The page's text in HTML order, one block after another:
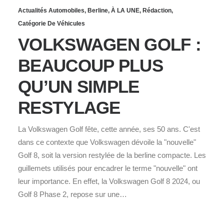
Actualités Automobiles, Berline, À LA UNE, Rédaction,
Catégorie De Véhicules
VOLKSWAGEN GOLF :
BEAUCOUP PLUS
QU’UN SIMPLE
RESTYLAGE
La Volkswagen Golf fête, cette année, ses 50 ans. C'est
dans ce contexte que Volkswagen dévoile la "nouvelle"
Golf 8, soit la version restylée de la berline compacte. Les
guillemets utilisés pour encadrer le terme "nouvelle" ont
leur importance. En effet, la Volkswagen Golf 8 2024, ou
Golf 8 Phase 2, repose sur une…